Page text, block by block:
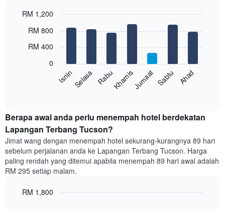
memaparkan
bulan.
Carta
mempunyai
harga
purata
bilik
chart
purata
bilik
setiap
hari
dalam
seminggu
Carta
graphic.
IsninSelasa RabuKhamisJumaatSabtu Ahad
0
RM 400
RM 800
RM 1,200
Berapa awal anda perlu menempah hotel berdekatan
Lapangan Terbang Tucson?
Jimat wang dengan menempah hotel sekurang-kurangnya 89 hari
sebelum perjalanan anda ke Lapangan Terbang Tucson. Harga
paling rendah yang ditemui apabila menempah 89 hari awal adalah
RM 295 setiap malam.
RM 1,800